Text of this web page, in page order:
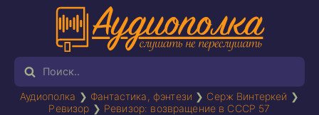
Аудиополка ❯ Фантастика, фэнтези ❯ Серж Винтеркей ❯
Ревизор ❯ Ревизор: возвращение в СССР 57